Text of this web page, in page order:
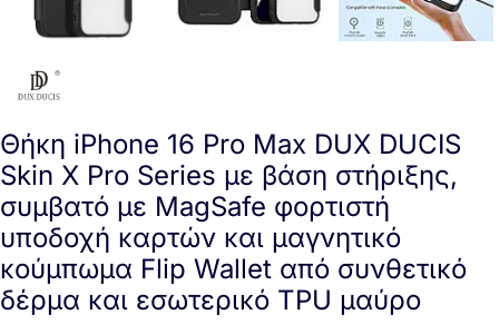
Θήκη iPhone 16 Pro Max DUX DUCIS
Skin X Pro Series με βάση στήριξης,
συμβατό με MagSafe φορτιστή
υποδοχή καρτών και μαγνητικό
κούμπωμα Flip Wallet από συνθετικό
δέρμα και εσωτερικό TPU μαύρο